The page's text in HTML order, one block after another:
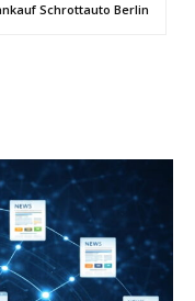
Schrottauto Berlin